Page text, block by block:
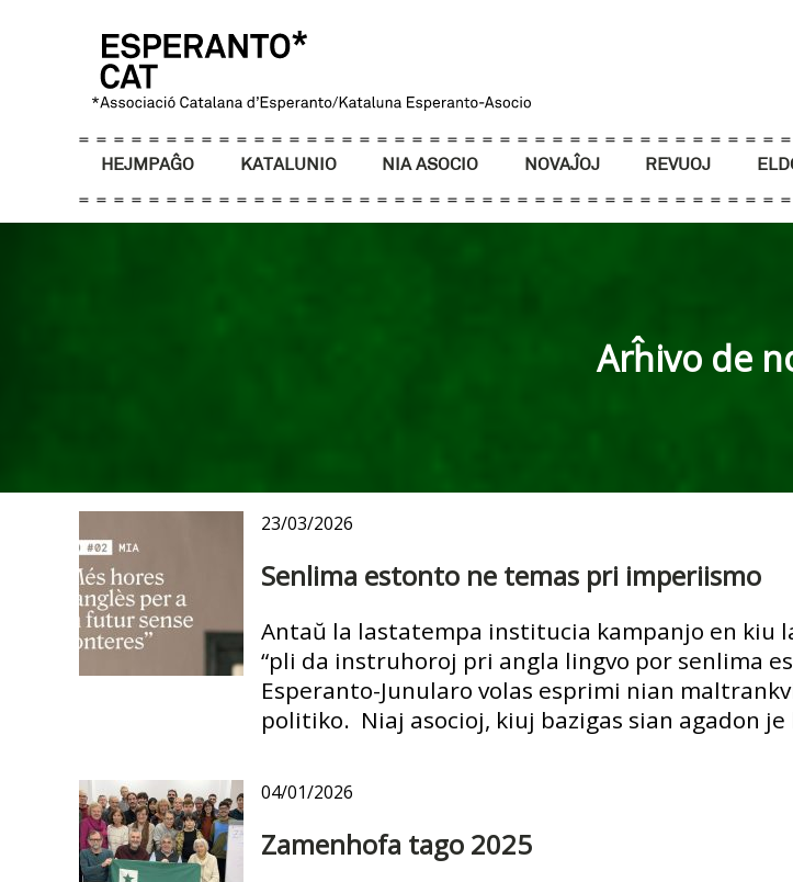
HEJMPAĜO KATALUNIO NIA ASOCIO NOVAĴOJ REVUOJ
Arĥivo de
23/03/2026
Senlima estonto ne temas pri imperiismo
Antaŭ la lastatempa institucia kampanjo en
“pli da instruhoroj pri angla lingvo por senlima
Esperanto-Junularo volas esprimi nian
politiko. Niaj asocioj, kiuj bazigas sian agadon
04/01/2026
Zamenhofa tago 2025